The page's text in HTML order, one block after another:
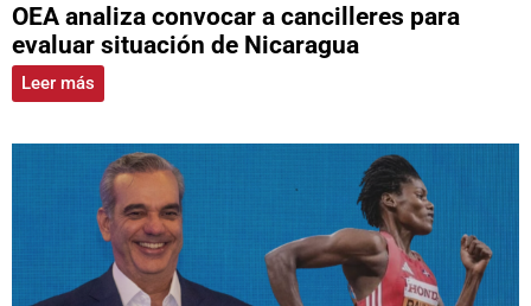
OEA analiza convocar a cancilleres para
evaluar situación de Nicaragua
Leer más